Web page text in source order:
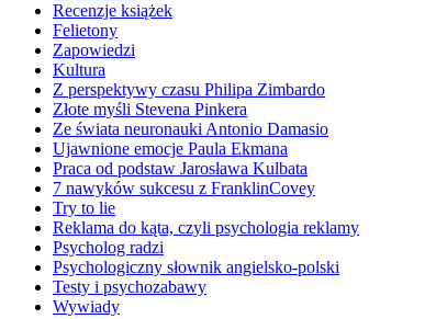
Recenzje książek
Felietony
Zapowiedzi
Kultura
Z perspektywy czasu Philipa Zimbardo
Złote myśli Stevena Pinkera
Ze świata neuronauki Antonio Damasio
Ujawnione emocje Paula Ekmana
Praca od podstaw Jarosława Kulbata
7 nawyków sukcesu z FranklinCovey
Try to lie
Reklama do kąta, czyli psychologia reklamy
Psycholog radzi
Psychologiczny słownik angielsko-polski
Testy i psychozabawy
Wywiady